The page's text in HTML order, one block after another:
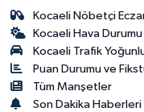
Kocaeli Nöbetçi
Kocaeli Hava Durumu
Kocaeli Trafik
Puan Durumu ve
Tüm Manşetler
Son Dakika Haberleri